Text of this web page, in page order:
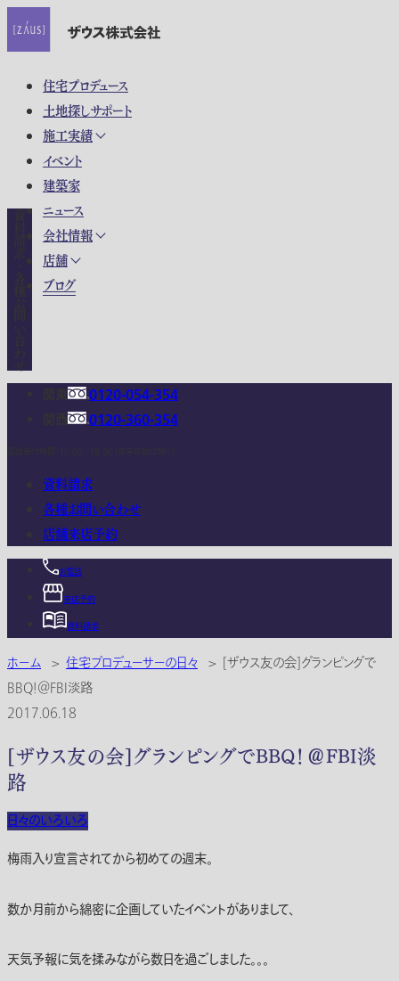
住宅プロデュース
土地探しサポート
施工実績
イベント
建築家
ニュース
会社情報
店舗
ブログ
0120-054-354
0120-360-354
資料請求
各種お問い合わせ
店舗来店予約
お電話
来店予約
資料請求
ホーム > 住宅プロデューサーの日々 > [ザウス友の会]グランピングで
BBQ！＠FBI淡路
2017.06.18
[ザウス友の会]グランピングでBBQ！＠FBI淡
路
日々のいろいろ
梅雨入り宣言されてから初めての週末。
数か月前から綿密に企画していたイベントがありまして、
天気予報に気を揉みながら数日を過ごしました。。。